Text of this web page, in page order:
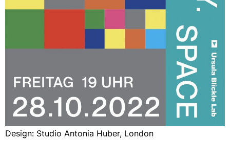
Design: Studio Antonia Huber, London